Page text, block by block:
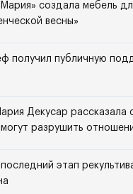
создала мебель
весны»
получил публичную
Декусар рассказала
разрушить
этап